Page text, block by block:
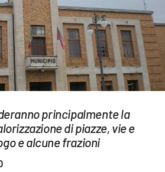
principalmente la
di piazze, vie e
e alcune frazioni